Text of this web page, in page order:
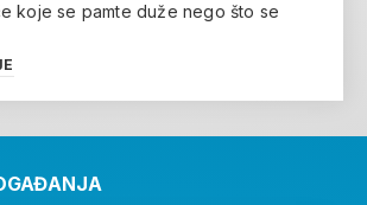
koje se pamte duže nego što se